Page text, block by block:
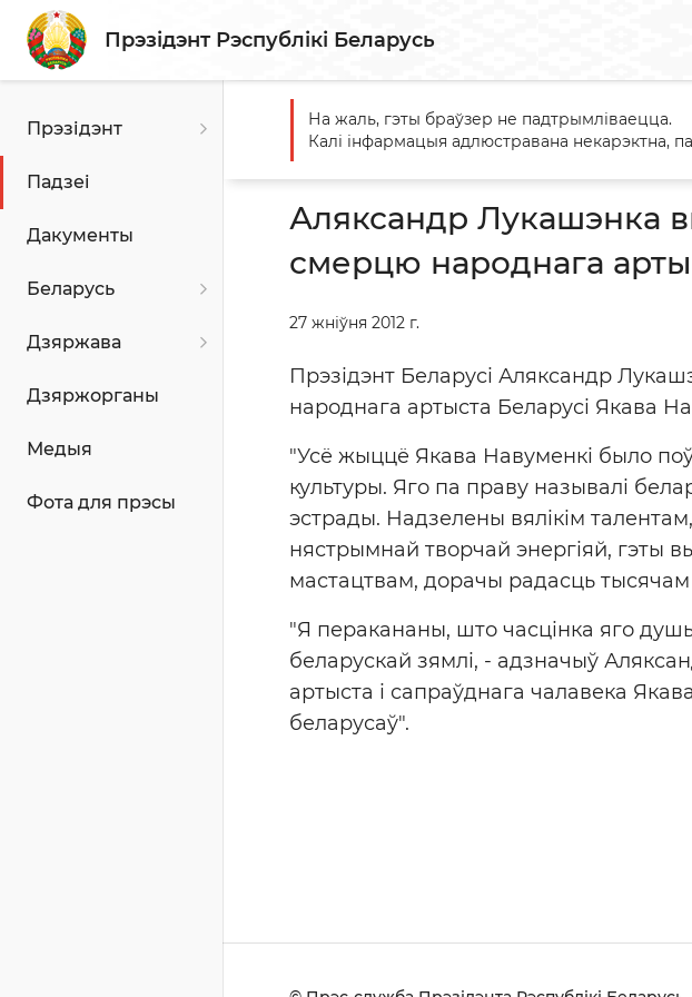
Прэзідэнт Рэспублікі Беларусь
Прэзідэнт
Падзеі
Дакументы
Беларусь
Дзяржава
Дзяржорганы
Медыя
Фота для прэсы
Галоўная Падзеі
Аляксандр Лукашэнка выказаў
Навуменкі
Аляксандр Лукашэнка
смерцю народнага
27 жніўня 2012 г.
Прэзідэнт Беларусі Аляксандр
народнага артыста Беларусі Якава
"Усё жыццё Якава Навуменкі было
культуры. Яго па праву называлі
эстрады. Надзелены вялікім
нястрымнай творчай энергіяй, гэты
мастацтвам, дорачы радасць тысячам
"Я перакананы, што часцінка яго
беларускай зямлі, - адзначыў
артыста і сапраўднага чалавека
беларусаў".
На жаль, гэты браўзер не падтрымліваецца.
Калі інфармацыя адлюстравана некарэктна,